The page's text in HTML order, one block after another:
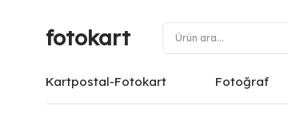
fotokart
Kartpostal-Fotokart Fotoğraf